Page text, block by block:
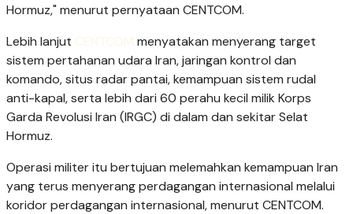
Hormuz," menurut pernyataan CENTCOM.
Lebih lanjut CENTCOM menyatakan menyerang target
sistem pertahanan udara Iran, jaringan kontrol dan
komando, situs radar pantai, kemampuan sistem rudal
anti-kapal, serta lebih dari 60 perahu kecil milik Korps
Garda Revolusi Iran (IRGC) di dalam dan sekitar Selat
Hormuz.
Operasi militer itu bertujuan melemahkan kemampuan Iran
yang terus menyerang perdagangan internasional melalui
koridor perdagangan internasional, menurut CENTCOM.